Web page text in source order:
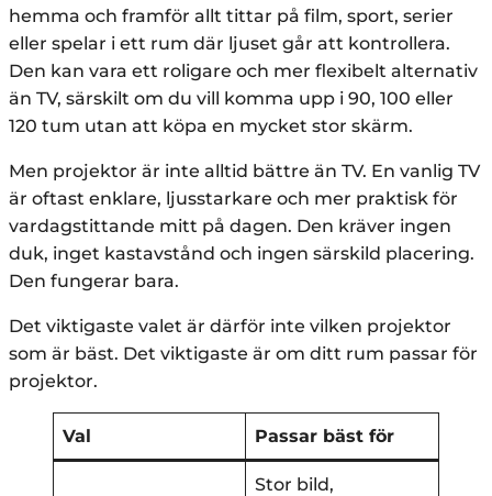
hemma och framför allt tittar på film, sport, serier
eller spelar i ett rum där ljuset går att kontrollera.
Den kan vara ett roligare och mer flexibelt alternativ
än TV, särskilt om du vill komma upp i 90, 100 eller
120 tum utan att köpa en mycket stor skärm.
Men projektor är inte alltid bättre än TV. En vanlig TV
är oftast enklare, ljusstarkare och mer praktisk för
vardagstittande mitt på dagen. Den kräver ingen
duk, inget kastavstånd och ingen särskild placering.
Den fungerar bara.
Det viktigaste valet är därför inte vilken projektor
som är bäst. Det viktigaste är om ditt rum passar för
projektor.
Val Passar bäst för
Stor bild,